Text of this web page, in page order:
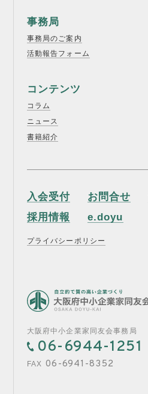
事務局
事務局のご案内
活動報告フォーム
コンテンツ
コラム
ニュース
書籍紹介
入会受付 お問合せ
採用情報
e.doyu
プライバシーポリシー
大阪府中小企業家同友会事務局
06-6944-1251
FAX 06-6941-8352